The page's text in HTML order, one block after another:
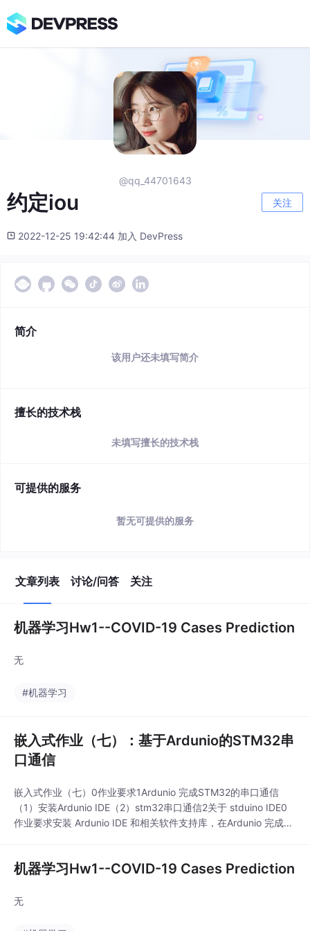
@qq_44701643
约定iou 关注
2022-12-25 19:42:44 加入 DevPress
简介
该用户还未填写简介
擅长的技术栈
未填写擅长的技术栈
可提供的服务
暂无可提供的服务
文章列表 讨论/问答 关注
机器学习Hw1--COVID-19 Cases Prediction
无
#机器学习
嵌入式作业（七）：基于Ardunio的STM32串
口通信
嵌入式作业（七）0作业要求1Ardunio 完成STM32的串口通信
（1）安装Ardunio IDE（2）stm32串口通信2关于 stduino IDE0
作业要求安装 Ardunio IDE 和相关软件支持库，在Ardunio 完成ST
MCU集成开发平台， st
机器学习Hw1--COVID-19 Cases Prediction
无